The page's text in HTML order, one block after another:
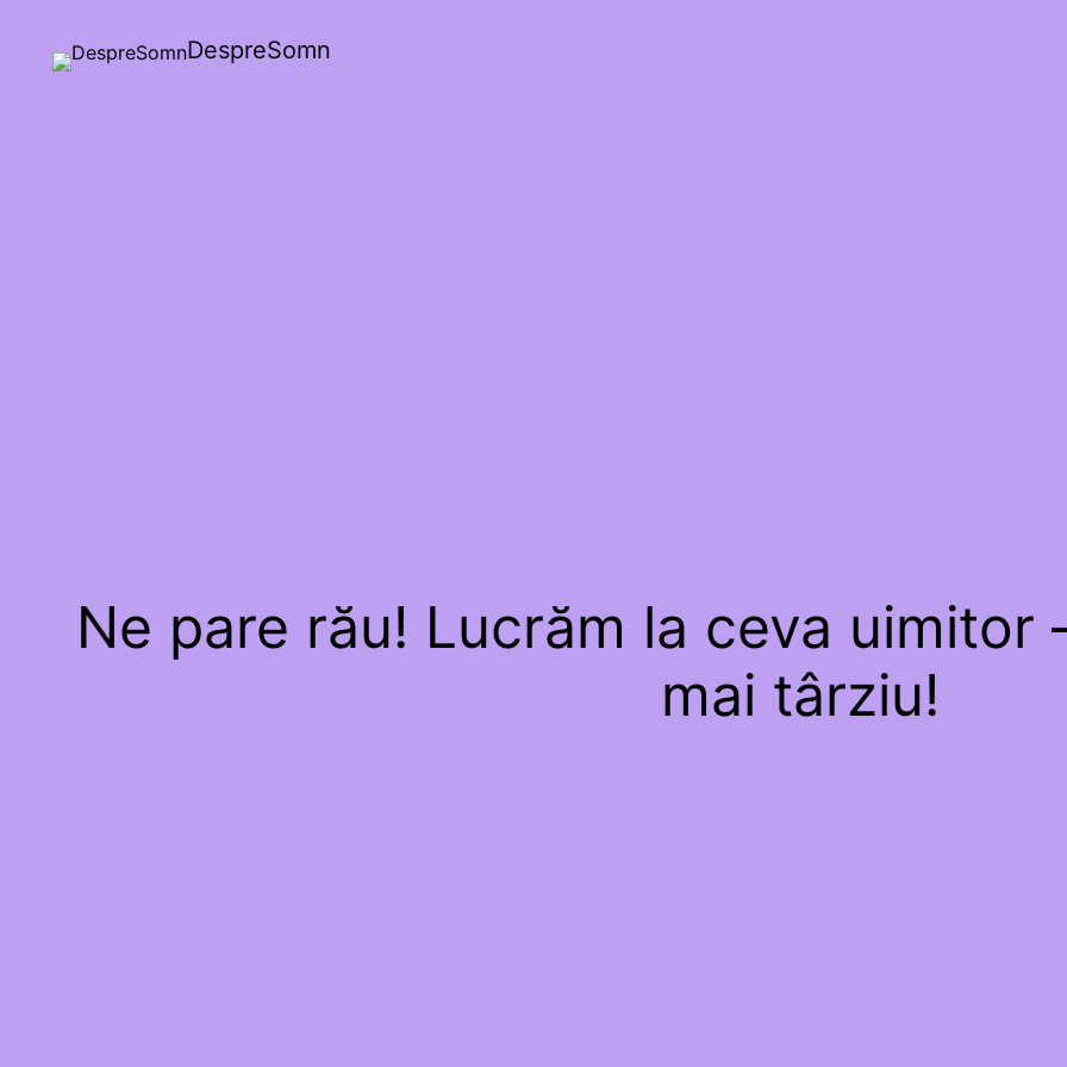
DespreSomn
Ne pare rău! Lucrăm la ceva uimitor
mai târziu!